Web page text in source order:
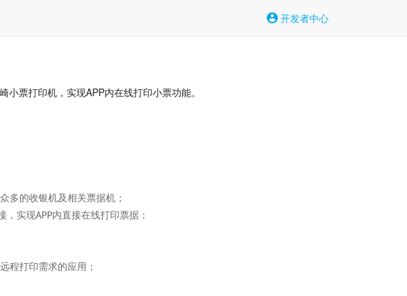
开发者中心
票打印机，实现APP内在线打印小票功能。
多的收银机及相关票据机；
实现APP内直接在线打印票据；
程打印需求的应用；